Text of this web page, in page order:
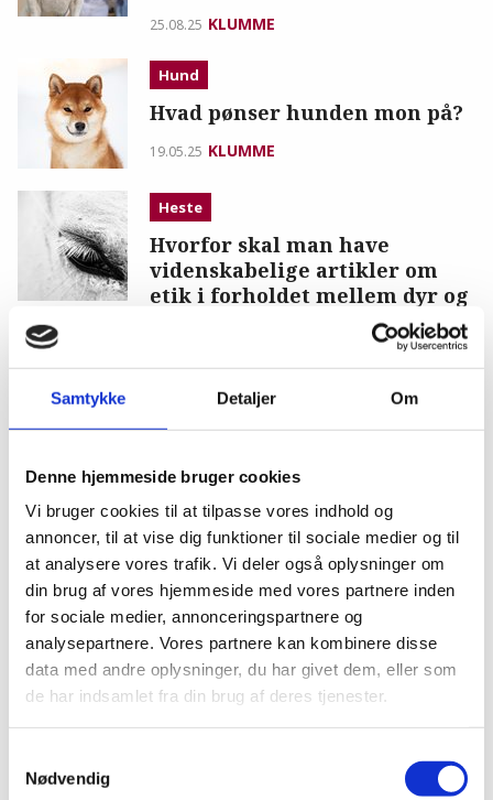
Samtykke Detaljer Om
Denne hjemmeside bruger cookies
Vi bruger cookies til at tilpasse vores indhold og
annoncer, til at vise dig funktioner til sociale medier og til
at analysere vores trafik. Vi deler også oplysninger om
din brug af vores hjemmeside med vores partnere inden
for sociale medier, annonceringspartnere og
analysepartnere. Vores partnere kan kombinere disse
data med andre oplysninger, du har givet dem, eller som
de har indsamlet fra din brug af deres tjenester.
Nødvendig
25.08.25 KLUMME
Hund
Hvad pønser hunden mon på?
19.05.25 KLUMME
Heste
Hvorfor skal man have
videnskabelige artikler om
etik i forholdet mellem dyr og
kompleksiteten af de
beslutninger og dilemmaer,
som dyrlæger står over for
dagligt
18.12.23 REFERAT
Etik
Social license to operate for
dyrlæger